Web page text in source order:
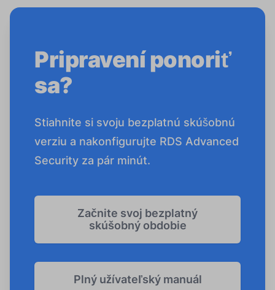
Pripravení ponoriť
sa?
Stiahnite si svoju bezplatnú skúšobnú
verziu a nakonfigurujte RDS Advanced
Security za pár minút.
Začnite svoj bezplatný
skúšobný obdobie
Plný užívateľský manuál